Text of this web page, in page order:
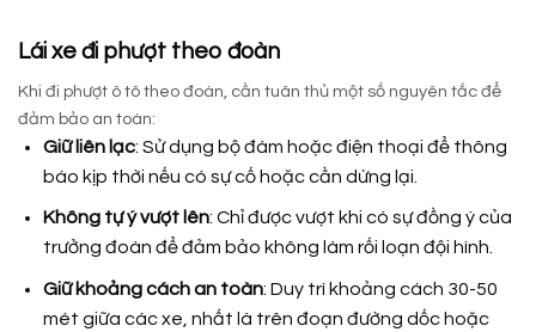
Lái xe đi phượt theo đoàn
Khi đi phượt ô tô theo đoàn, cần tuân thủ một số nguyên tắc để
đảm bảo an toàn:
Giữ liên lạc: Sử dụng bộ đàm hoặc điện thoại để thông
báo kịp thời nếu có sự cố hoặc cần dừng lại.
Không tự ý vượt lên: Chỉ được vượt khi có sự đồng ý của
trưởng đoàn để đảm bảo không làm rối loạn đội hình.
Giữ khoảng cách an toàn: Duy trì khoảng cách 30-50
mét giữa các xe, nhất là trên đoạn đường dốc hoặc